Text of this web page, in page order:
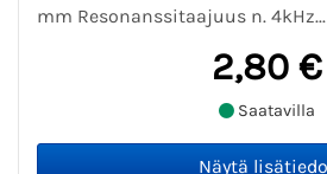
mm Resonanssitaajuus n. 4kHz...
2,80 €
Saatavilla